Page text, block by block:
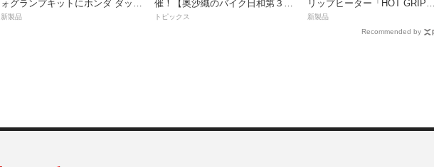
ォグランプキットにホンダ ダック
ス／グロム用が登場
新製品
催！【奥沙織のバイク日和第３
回】
トピックス
リップヒーター「HOT GRIP
WRAP HEAT」が登場
新製品
Recommended by